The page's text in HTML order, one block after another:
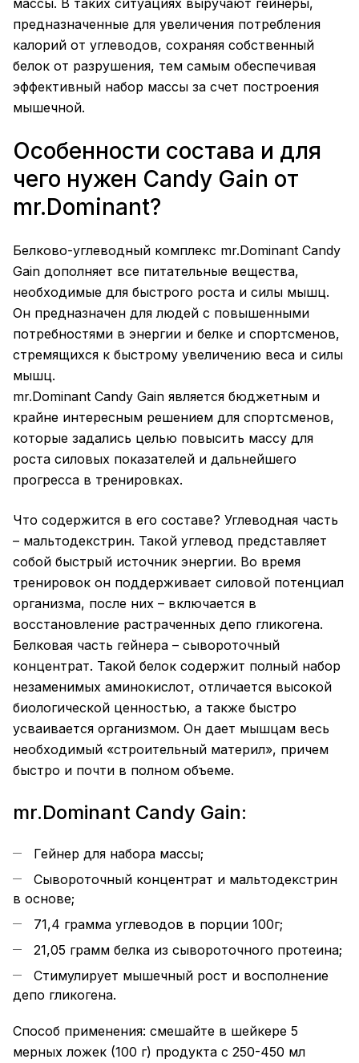
предназначенные для увеличения потребления
калорий от углеводов, сохраняя собственный
белок от разрушения, тем самым обеспечивая
эффективный набор массы за счет построения
мышечной.
Особенности состава и для
чего нужен Candy Gain от
mr.Dominant?
Белково-углеводный комплекс mr.Dominant Candy
Gain дополняет все питательные вещества,
необходимые для быстрого роста и силы мышц.
Он предназначен для людей с повышенными
потребностями в энергии и белке и спортсменов,
стремящихся к быстрому увеличению веса и силы
мышц.
mr.Dominant Candy Gain является бюджетным и
крайне интересным решением для спортсменов,
которые задались целью повысить массу для
роста силовых показателей и дальнейшего
прогресса в тренировках.
Что содержится в его составе? Углеводная часть
– мальтодекстрин. Такой углевод представляет
собой быстрый источник энергии. Во время
тренировок он поддерживает силовой потенциал
организма, после них – включается в
восстановление растраченных депо гликогена.
Белковая часть гейнера – сывороточный
концентрат. Такой белок содержит полный набор
незаменимых аминокислот, отличается высокой
биологической ценностью, а также быстро
усваивается организмом. Он дает мышцам весь
необходимый «строительный материл», причем
быстро и почти в полном объеме.
mr.Dominant Candy Gain:
Гейнер для набора массы;
Сывороточный концентрат и мальтодекстрин
в основе;
71,4 грамма углеводов в порции 100г;
21,05 грамм белка из сывороточного протеина;
Стимулирует мышечный рост и восполнение
депо гликогена.
Способ применения: смешайте в шейкере 5
мерных ложек (100 г) продукта с 250-450 мл